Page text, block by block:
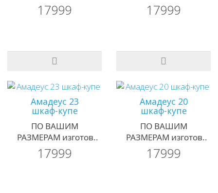
17999 17999
Амадеус 23
шкаф-купе
ПО ВАШИМ
РАЗМЕРАМ изготов..
17999
Амадеус 20
шкаф-купе
ПО ВАШИМ
РАЗМЕРАМ изготов..
17999